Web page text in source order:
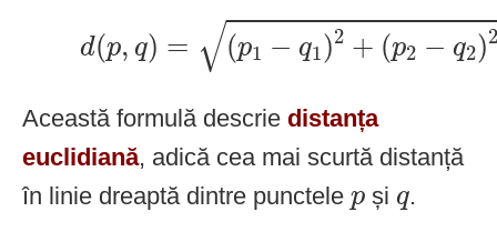
d(p, q) = √(p1 − q1)2 + (p2 − q2)
p1−q1)2+(p2−q2)2
Această formulă descrie distanța
euclidiană, adică cea mai scurtă distanță
în linie dreaptă dintre punctele p
p și q
q.